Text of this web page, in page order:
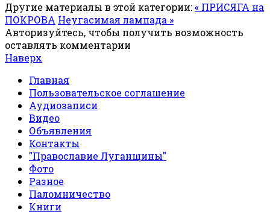
Другие материалы в этой категории:« ПРИСЯГА на
ПОКРОВА Неугасимая лампада »
Авторизуйтесь, чтобы получить возможность
оставлять комментарии
Наверх
Главная
Пользовательское соглашение
Аудиозаписи
Видео
Объявления
Контакты
"Православие Луганщины"
Фото
Разное
Паломничество
Книги